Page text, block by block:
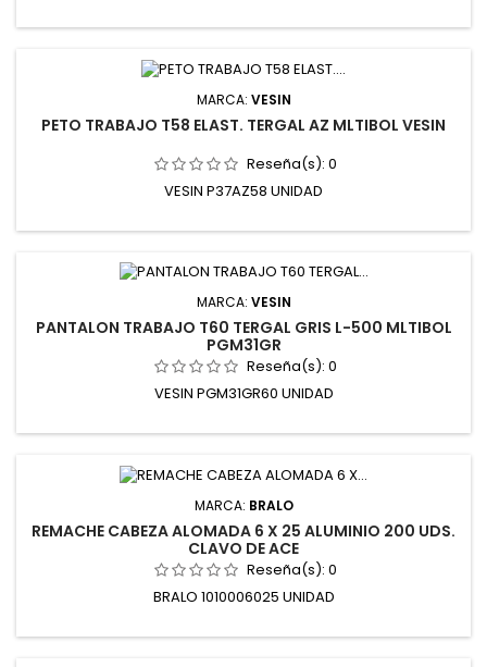
MARCA: VESIN
PETO TRABAJO T58 ELAST. TERGAL AZ MLTIBOL VESIN
Reseña(s): 0
VESIN P37AZ58 UNIDAD
MARCA: VESIN
PANTALON TRABAJO T60 TERGAL GRIS L-500 MLTIBOL
PGM31GR
Reseña(s): 0
VESIN PGM31GR60 UNIDAD
MARCA: BRALO
REMACHE CABEZA ALOMADA 6 X 25 ALUMINIO 200 UDS.
CLAVO DE ACE
Reseña(s): 0
BRALO 1010006025 UNIDAD